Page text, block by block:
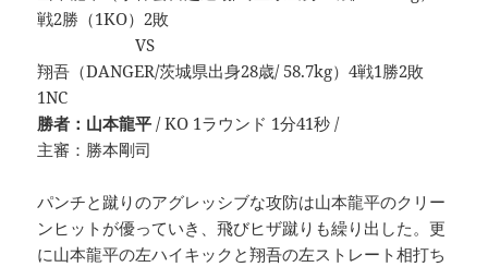
戦2勝（1KO）2敗
VS
翔吾（DANGER/茨城県出身28歳/ 58.7kg）4戦1勝2敗
1NC
勝者：山本龍平 / KO 1ラウンド 1分41秒 /
主審：勝本剛司
パンチと蹴りのアグレッシブな攻防は山本龍平のクリー
ンヒットが優っていき、飛びヒザ蹴りも繰り出した。更
に山本龍平の左ハイキックと翔吾の左ストレート相打ち